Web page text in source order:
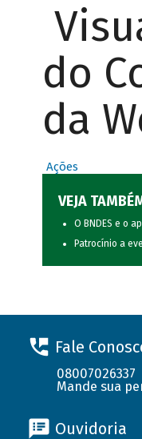
do
da
Ações
VEJA
O BNDES e o
Patrocínio a
Fale
08007026337
Mande sua
Ouvidoria